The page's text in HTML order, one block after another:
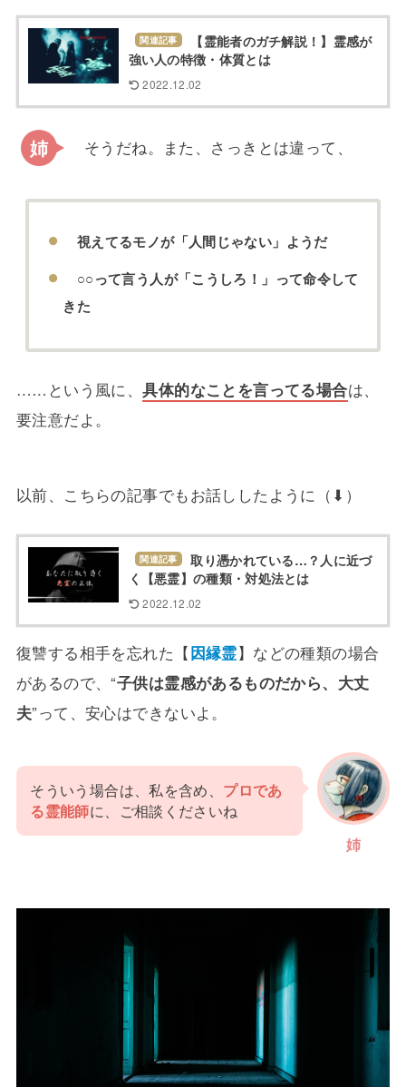
関連記事
【霊能者のガチ解説！】霊感が
強い人の特徴・体質とは
2022.12.02
そうだね。また、さっきとは違って、
視えてるモノが「人間じゃない」ようだ
○○って言う人が「こうしろ！」って命令して
きた
……という風に、具体的なことを言ってる場合は、
要注意だよ。
以前、こちらの記事でもお話ししたように（⬇）
関連記事
取り憑かれている…？人に近づ
く【悪霊】の種類・対処法とは
2022.12.02
復讐する相手を忘れた【因縁霊】などの種類の場合
があるので、“子供は霊感があるものだから、大丈
夫”って、安心はできないよ。
姉
そういう場合は、私を含め、 プロであ
る霊能師に、ご相談くださいね